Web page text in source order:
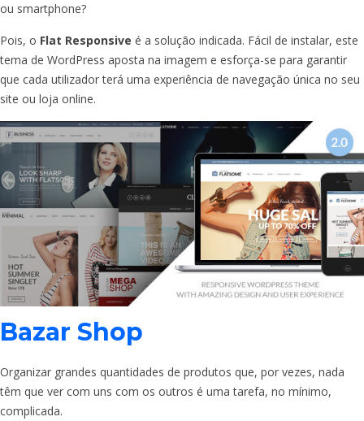
ou smartphone?
Pois, o Flat Responsive é a solução indicada. Fácil de instalar, este
tema de WordPress aposta na imagem e esforça-se para garantir
que cada utilizador terá uma experiência de navegação única no seu
site ou loja online.
Bazar Shop
Organizar grandes quantidades de produtos que, por vezes, nada
têm que ver com uns com os outros é uma tarefa, no mínimo,
complicada.